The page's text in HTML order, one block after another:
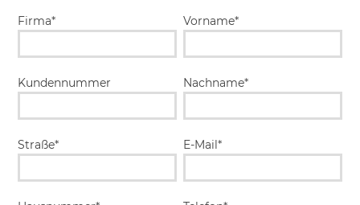
Firma*
Kundennummer
Straße*
Vorname*
Nachname*
E-Mail*